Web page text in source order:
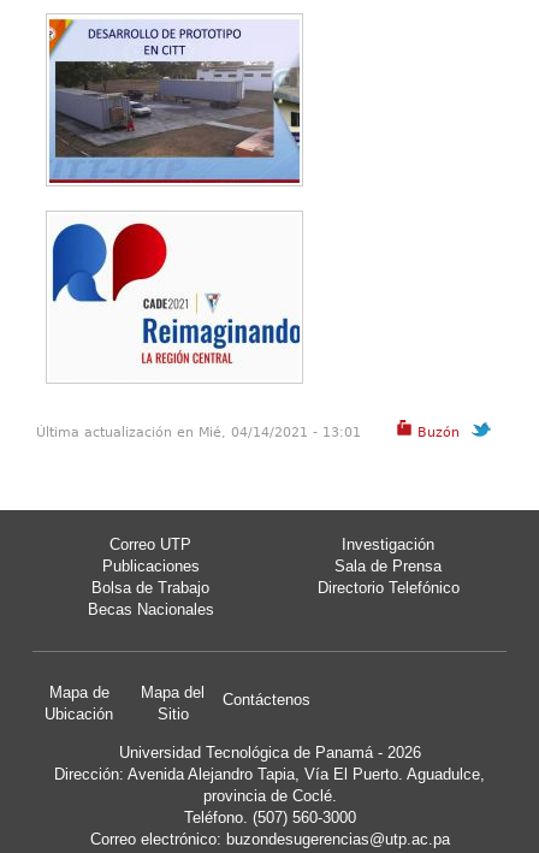
Buzón
Última actualización en Mié, 04/14/2021 - 13:01
Correo UTP
Investigación
Publicaciones
Sala de Prensa
Bolsa de Trabajo
Directorio Telefónico
Becas Nacionales
Mapa de
Ubicación
Mapa del
Sitio
Contáctenos
Universidad Tecnológica de Panamá - 2026
Dirección: Avenida Alejandro Tapia, Vía El Puerto. Aguadulce,
provincia de Coclé.
Teléfono. (507) 560-3000
Correo electrónico: buzondesugerencias@utp.ac.pa